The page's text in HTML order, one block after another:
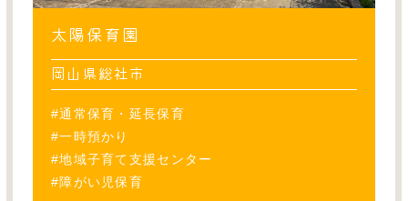
太陽保育園
岡山県総社市
#通常保育・延長保育
#一時預かり
#地域子育て支援センター
#障がい児保育